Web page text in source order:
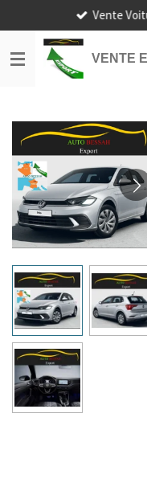
au
contenu
principal
VENTE
Vente